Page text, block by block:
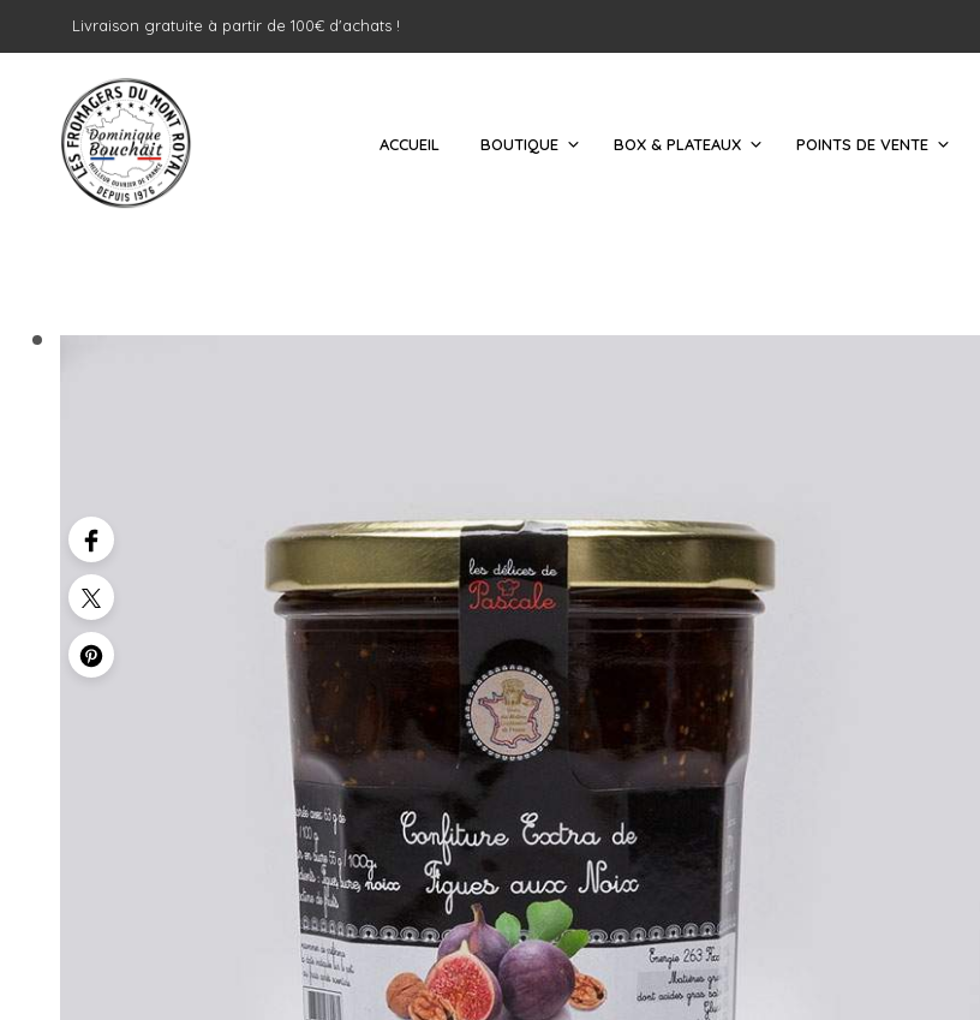
Livraison gratuite à partir de 100€ d'achats !
ACCUEIL BOUTIQUE BOX & PLATEAUX POINTS DE VENTE